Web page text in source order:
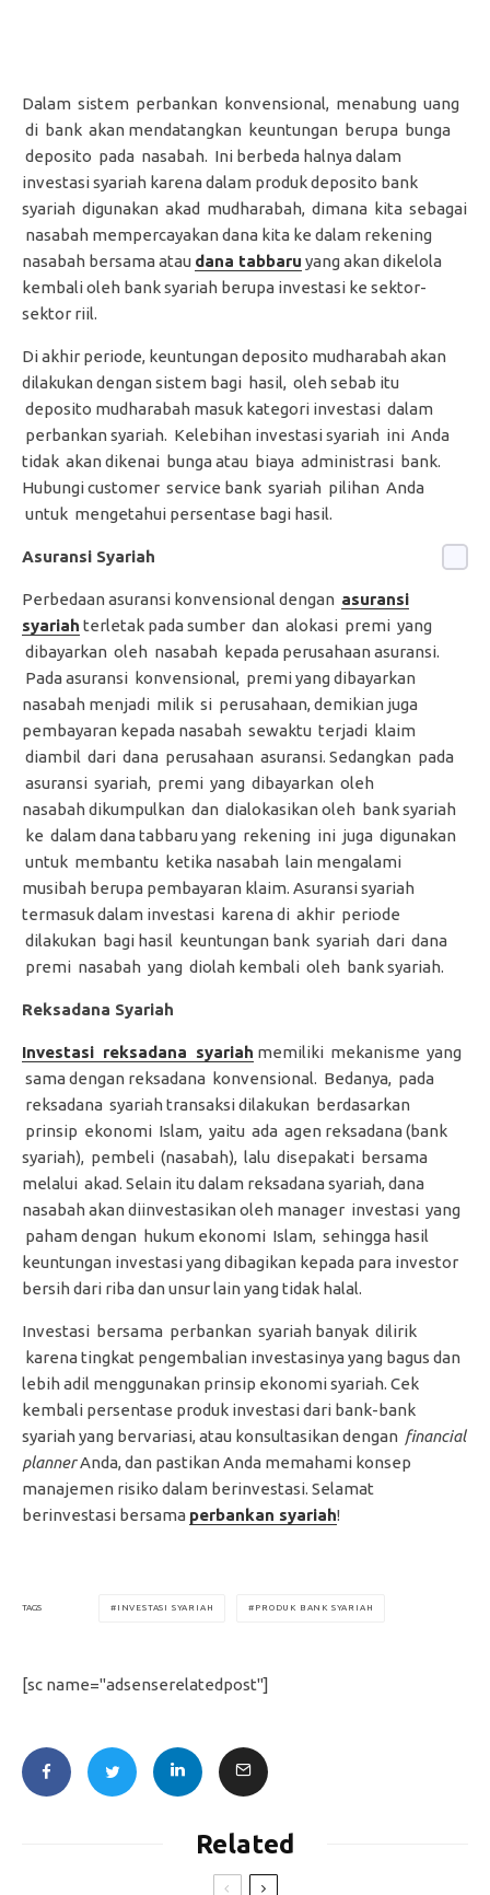
Dalam sistem perbankan konvensional, menabung uang
di bank akan mendatangkan keuntungan berupa bunga
deposito pada nasabah. Ini berbeda halnya dalam
investasi syariah karena dalam produk deposito bank
syariah digunakan akad mudharabah, dimana kita sebagai
nasabah mempercayakan dana kita ke dalam rekening
nasabah bersama atau dana tabbaru yang akan dikelola
kembali oleh bank syariah berupa investasi ke sektor-
sektor riil.
Di akhir periode, keuntungan deposito mudharabah akan
dilakukan dengan sistem bagi hasil, oleh sebab itu
deposito mudharabah masuk kategori investasi dalam
perbankan syariah. Kelebihan investasi syariah ini Anda
tidak akan dikenai bunga atau biaya administrasi bank.
Hubungi customer service bank syariah pilihan Anda
untuk mengetahui persentase bagi hasil.
Asuransi Syariah
Perbedaan asuransi konvensional dengan asuransi
syariah terletak pada sumber dan alokasi premi yang
dibayarkan oleh nasabah kepada perusahaan asuransi.
Pada asuransi konvensional, premi yang dibayarkan
nasabah menjadi milik si perusahaan, demikian juga
pembayaran kepada nasabah sewaktu terjadi klaim
diambil dari dana perusahaan asuransi. Sedangkan pada
asuransi syariah, premi yang dibayarkan oleh
nasabah dikumpulkan dan dialokasikan oleh bank syariah
ke dalam dana tabbaru yang rekening ini juga digunakan
untuk membantu ketika nasabah lain mengalami
musibah berupa pembayaran klaim. Asuransi syariah
termasuk dalam investasi karena di akhir periode
dilakukan bagi hasil keuntungan bank syariah dari dana
premi nasabah yang diolah kembali oleh bank syariah.
Reksadana Syariah
Investasi reksadana syariah memiliki mekanisme yang
sama dengan reksadana konvensional. Bedanya, pada
reksadana syariah transaksi dilakukan berdasarkan
prinsip ekonomi Islam, yaitu ada agen reksadana (bank
syariah), pembeli (nasabah), lalu disepakati bersama
melalui akad. Selain itu dalam reksadana syariah, dana
nasabah akan diinvestasikan oleh manager investasi yang
paham dengan hukum ekonomi Islam, sehingga hasil
keuntungan investasi yang dibagikan kepada para investor
bersih dari riba dan unsur lain yang tidak halal.
Investasi bersama perbankan syariah banyak dilirik
karena tingkat pengembalian investasinya yang bagus dan
lebih adil menggunakan prinsip ekonomi syariah. Cek
kembali persentase produk investasi dari bank-bank
syariah yang bervariasi, atau konsultasikan dengan financial
plannerAnda, dan pastikan Anda memahami konsep
manajemen risiko dalam berinvestasi. Selamat
berinvestasi bersama perbankan syariah!
TAGS INVESTASI SYARIAH PRODUK BANK SYARIAH
[sc name="adsenserelatedpost"]
Related